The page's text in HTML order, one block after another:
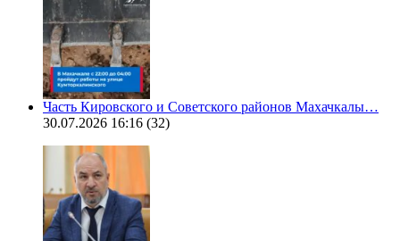
Часть Кировского и Советского районов Махачкалы…
30.07.2026 16:16 (32)